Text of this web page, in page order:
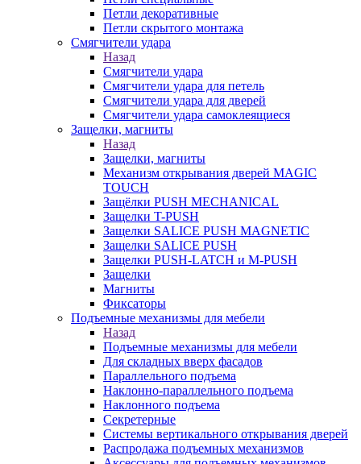
Петли декоративные
Петли скрытого монтажа
Смягчители удара
Назад
Смягчители удара
Смягчители удара для петель
Смягчители удара для дверей
Cмягчители удара самоклеящиеся
Защелки, магниты
Назад
Защелки, магниты
Механизм открывания дверей MAGIC
TOUCH
Защёлки PUSH MECHANICAL
Защелки T-PUSH
Защелки SALICE PUSH MAGNETIC
Защелки SALICE PUSH
Защелки PUSH-LATCH и M-PUSH
Защелки
Магниты
Фиксаторы
Подъемные механизмы для мебели
Назад
Подъемные механизмы для мебели
Для складных вверх фасадов
Параллельного подъема
Наклонно-параллельного подъема
Наклонного подъема
Секретерные
Системы вертикального открывания дверей
Распродажа подъемных механизмов